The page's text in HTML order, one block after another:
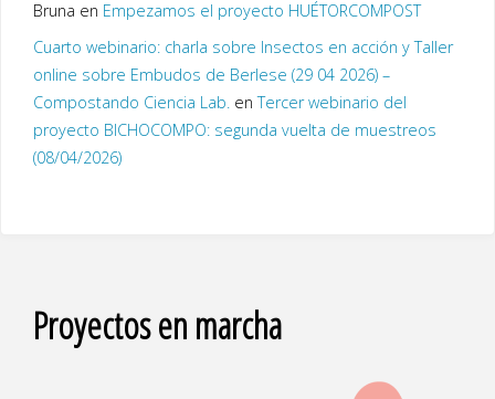
Bruna en Empezamos el proyecto HUÉTORCOMPOST
Cuarto webinario: charla sobre Insectos en acción y Taller
online sobre Embudos de Berlese (29 04 2026) –
Compostando Ciencia Lab. enTercer webinario del
proyecto BICHOCOMPO: segunda vuelta de muestreos
(08/04/2026)
Proyectos en marcha